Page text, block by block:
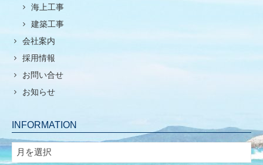
海上工事
建築工事
会社案内
採用情報
お問い合せ
お知らせ
INFORMATION
INFORMATION